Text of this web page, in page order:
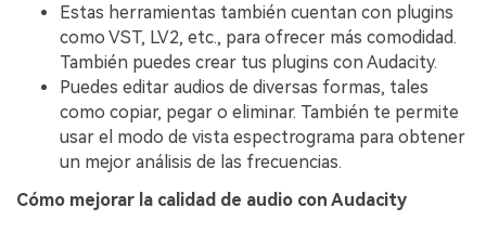
Estas herramientas también cuentan con plugins
como VST, LV2, etc., para ofrecer más comodidad.
También puedes crear tus plugins con Audacity.
Puedes editar audios de diversas formas, tales
como copiar, pegar o eliminar. También te permite
usar el modo de vista espectrograma para obtener
un mejor análisis de las frecuencias.
Cómo mejorar la calidad de audio con Audacity